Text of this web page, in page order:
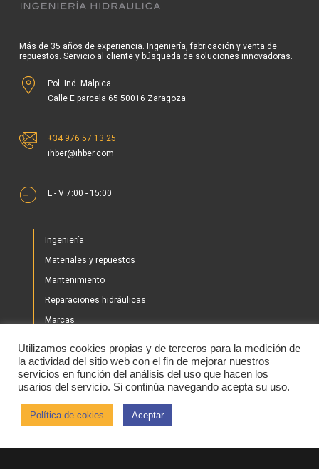
Más de 35 años de experiencia. Ingeniería, fabricación y venta de
repuestos. Servicio al cliente y búsqueda de soluciones innovadoras.
Pol. Ind. Malpica
Calle E parcela 65 50016 Zaragoza
+34 976 57 13 25
ihber@ihber.com
L - V 7:00 - 15:00
Ingeniería
Materiales y repuestos
Mantenimiento
Reparaciones hidráulicas
Marcas
Tienda
Noticias
2020 © IHBER
Utilizamos cookies propias y de terceros para la medición de
la actividad del sitio web con el fin de mejorar nuestros
servicios en función del análisis del uso que hacen los
usarios del servicio. Si continúa navegando acepta su uso.
Política de cokies Aceptar